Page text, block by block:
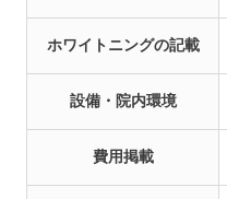
ホワイトニングの記載
設備・院内環境
費用掲載